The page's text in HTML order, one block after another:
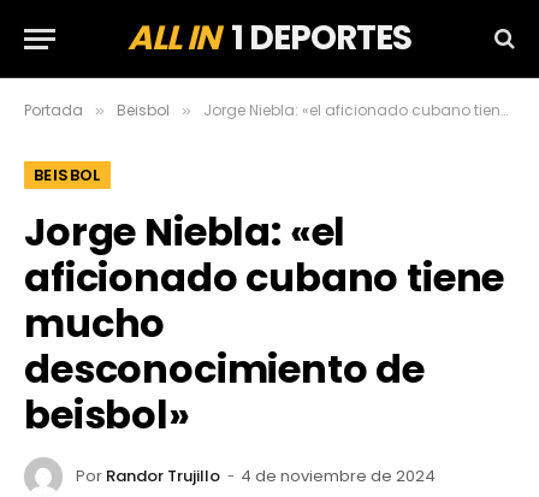
ALL IN1 DEPORTES
Portada » Beisbol » Jorge Niebla: «el aficionado cubano tiene mucho desconocimiento de beisbol»
BEISBOL
Jorge Niebla: «el
aficionado cubano tiene
mucho
desconocimiento de
beisbol»
Por Randor Trujillo
4 de noviembre de 2024